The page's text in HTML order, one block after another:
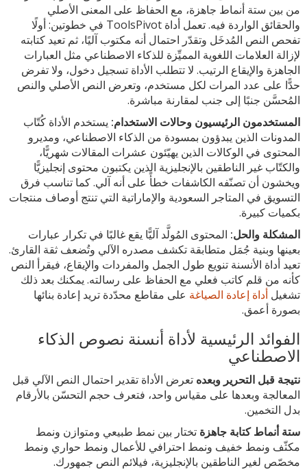
من بين ستة أنماط جاهزة، مع الحفاظ على المعنى الأصلي
والحقائق الواردة فيه. تعمل أداة ToolsPivot في خطوتين: أولًا
تفحص النص المُدخَل وتقدّر احتمال أنه مكتوب آليًا، ثم تعيد كتابته
لإزالة العلامات اللغوية المميِّزة للذكاء الاصطناعي مثل العبارات
الجاهزة والإيقاع الرتيب. لا تتطلب الأداة تسجيل دخول، ولا تفرض
حدًّا على عدد المرات لكل مستخدم، وتعرض النص الأصلي والنص
المُحسَّن جنبًا إلى جنب لمقارنة مباشرة.
المستخدمون الرئيسيون وحالات الاستخدام: يستخدم الأداة كُتّاب
المدونات الذين يبدؤون بمسودة من الذكاء الاصطناعي، ومديرو
المحتوى في الوكالات الذين يهيّئون عشرات المقالات شهريًّا،
والكتّاب غير الناطقين بالإنجليزية الذين يكتبون محتوى إنجليزيًّا
ويخشون أن تصنّفه الكاشفات خطأً على أنه آلي. كما تناسب فرق
التسويق في المتاجر السعودية والإماراتية التي تنتج أوصاف منتجات
بكميات كبيرة.
المشكلة والحل: المحتوى المُولَّد آليًّا يقع غالبًا في تكرار عبارات
بعينها وبنية جُمَل متطابقة تكشف مصدره الآلي وتُضعف ثقة القارئ.
تعيد أداة الأنسنة تنويع طول الجمل والمفردات والإيقاع، فيقرأ النص
كأنه من قلم كاتب فعلي مع الحفاظ على رسالته. يمكنك بعد ذلك
تشغيل أداة إعادة الصياغة على مقاطع محدّدة تريد إعادة بنائها
بصورة أعمق.
الفوائد الرئيسية لأداة أنسنة نصوص الذكاء
الاصطناعي
نتيجة قبل التحرير وبعده تعرض الأداة تقدير احتمال النص الآلي قبل
المعالجة وبعدها على مقياس واحد، فتعرف حجم التحسّن بالأرقام
بدل التخمين.
ستة أنماط كتابة جاهزة تختار بين نمط طبيعي ومتوازن ونمط
مكثّف ونمط خفيف ونمط احترافي للأعمال ونمط حواري ونمط
مخصّص لغير الناطقين بالإنجليزية، فيلائم النص جمهورك.